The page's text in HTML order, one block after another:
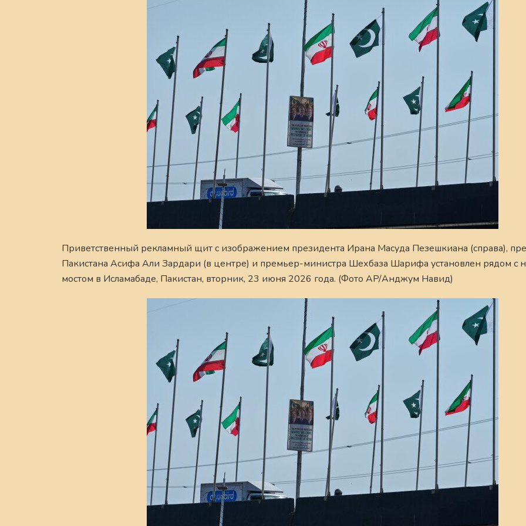
Приветственный рекламный щит с изображением президента Ирана Масуда Пезешкиана (справа),
Пакистана Асифа Али Зардари (в центре) и премьер-министра Шехбаза Шарифа установлен рядом с
мостом в Исламабаде, Пакистан, вторник, 23 июня 2026 года. (Фото AP/Анджум Навид)